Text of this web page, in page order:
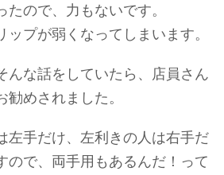
ので、力もないです。
ップが弱くなってしまいます。
んな話をしていたら、店員さん
めされました。
左手だけ、左利きの人は右手だ
ので、両手用もあるんだ！って